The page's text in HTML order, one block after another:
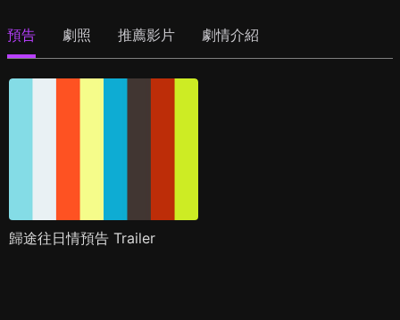
預告 劇照 推薦影片 劇情介紹
歸途往日情預告 Trailer